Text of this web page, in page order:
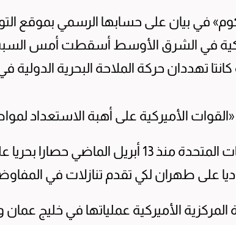
في بيان على حسابها الرسمي بموقع
في الشرق الأوسط أسقطت أمس السبت
كانتا تهددان حركة الملاحة البحرية الدولية
«القوات الأميركية على أهبة الاستعداد
وتفرض الولايات المتحدة منذ 13 أبريل
على طهران لكي تقدم تنازلات في
المركزية الأميركية عملياتها في خليج